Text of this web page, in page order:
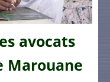
avocats
Marouane